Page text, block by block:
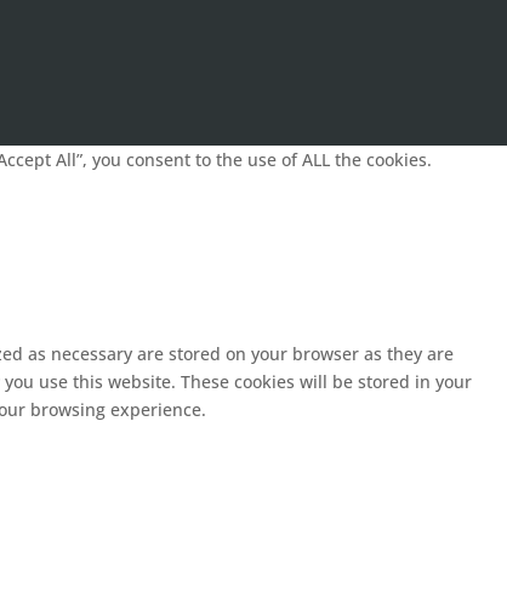
All”, you consent to the use of ALL the cookies.
as necessary are stored on your browser as they are
use this website. These cookies will be stored in your
browsing experience.